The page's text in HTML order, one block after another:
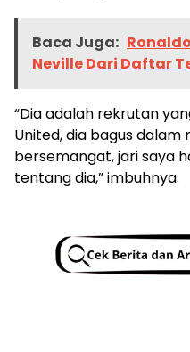
Baca Juga:
Neville Dari Daftar
“Dia adalah rekrutan
United, dia bagus dalam
bersemangat, jari saya
tentang dia,” imbuhnya.